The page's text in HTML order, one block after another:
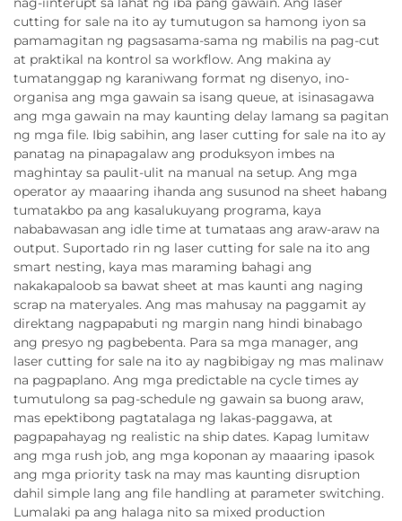
cutting for sale na ito ay tumutugon sa hamong iyon sa
pamamagitan ng pagsasama-sama ng mabilis na pag-cut
at praktikal na kontrol sa workflow. Ang makina ay
tumatanggap ng karaniwang format ng disenyo, ino-
organisa ang mga gawain sa isang queue, at isinasagawa
ang mga gawain na may kaunting delay lamang sa pagitan
ng mga file. Ibig sabihin, ang laser cutting for sale na ito ay
panatag na pinapagalaw ang produksyon imbes na
maghintay sa paulit-ulit na manual na setup. Ang mga
operator ay maaaring ihanda ang susunod na sheet habang
tumatakbo pa ang kasalukuyang programa, kaya
nababawasan ang idle time at tumataas ang araw-araw na
output. Suportado rin ng laser cutting for sale na ito ang
smart nesting, kaya mas maraming bahagi ang
nakakapaloob sa bawat sheet at mas kaunti ang naging
scrap na materyales. Ang mas mahusay na paggamit ay
direktang nagpapabuti ng margin nang hindi binabago
ang presyo ng pagbebenta. Para sa mga manager, ang
laser cutting for sale na ito ay nagbibigay ng mas malinaw
na pagpaplano. Ang mga predictable na cycle times ay
tumutulong sa pag-schedule ng gawain sa buong araw,
mas epektibong pagtatalaga ng lakas-paggawa, at
pagpapahayag ng realistic na ship dates. Kapag lumitaw
ang mga rush job, ang mga koponan ay maaaring ipasok
ang mga priority task na may mas kaunting disruption
dahil simple lang ang file handling at parameter switching.
Lumalaki pa ang halaga nito sa mixed production